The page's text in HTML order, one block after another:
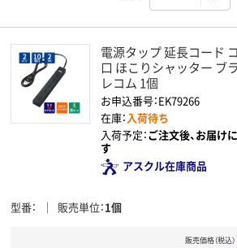
電源タップ 延長コード
口 ほこりシャッター ブ
レコム 1個
お申込番号：EK79266
在庫：入荷待ち
入荷予定：ご注文後、お届け
す
アスクル在庫商品
型番 販売単位 1個
販売価格（税込）